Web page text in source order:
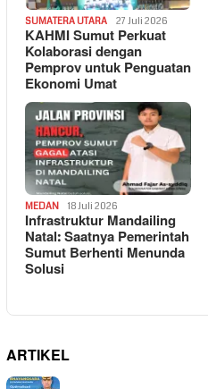
SUMATERA UTARA 27 Juli 2026
KAHMI Sumut Perkuat
Kolaborasi dengan
Pemprov untuk Penguatan
Ekonomi Umat
MEDAN 18 Juli 2026
Infrastruktur Mandailing
Natal: Saatnya Pemerintah
Sumut Berhenti Menunda
Solusi
ARTIKEL